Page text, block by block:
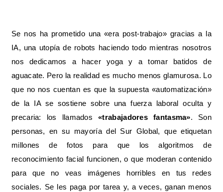
Se nos ha prometido una «era post-trabajo» gracias a la
IA, una utopía de robots haciendo todo mientras nosotros
nos dedicamos a hacer yoga y a tomar batidos de
aguacate. Pero la realidad es mucho menos glamurosa. Lo
que no nos cuentan es que la supuesta «automatización»
de la IA se sostiene sobre una fuerza laboral oculta y
precaria: los llamados«trabajadores fantasma». Son
personas, en su mayoría del Sur Global, que etiquetan
millones de fotos para que los algoritmos de
reconocimiento facial funcionen, o que moderan contenido
para que no veas imágenes horribles en tus redes
sociales. Se les paga por tarea y, a veces, ganan menos